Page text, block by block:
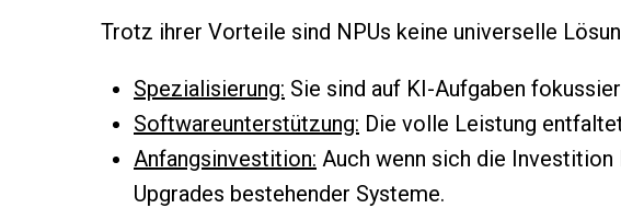
Trotz ihrer Vorteile sind NPUs keine universelle
Spezialisierung: Sie sind auf KI-Aufgaben
Softwareunterstützung: Die volle Leistung
Anfangsinvestition: Auch wenn sich die
Upgrades bestehender Systeme.